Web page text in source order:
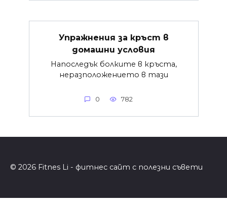
Упражнения за кръст в
домашни условия
Напоследък болките в кръста,
неразположението в тази
0 782
© 2026 Fitnes Li - фитнес сайт с полезни съвети